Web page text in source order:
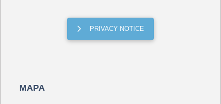
PRIVACY NOTICE
MAPA